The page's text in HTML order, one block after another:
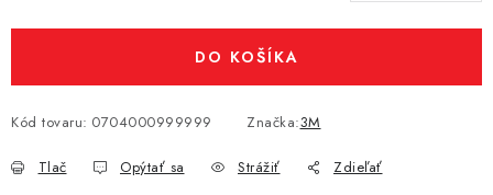
DO KOŠÍKA
Kód tovaru: 0704000999999 Značka:3M
Tlač Opýtať sa Strážiť Zdieľať